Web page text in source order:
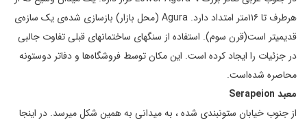
هرطرف تا ۱۱۶متر امتداد دارد. Agura (محل بازار) بازسازی شده‌ی یک سازه‌‌ی
قدیمیتر است(قرن سوم). استفاده از سنگهای ساختمانهای قبلی تفاوت جالبی
در جزئیات را ایجاد کرده است. این مکان توسط فروشگاه‌ها و دفاتر دوستونه
محاصره شده‌است.
معبد Serapeion
از جنوب خیابان ستونبندی شده ، به میدانی به همین شکل میرسد. در اینجا